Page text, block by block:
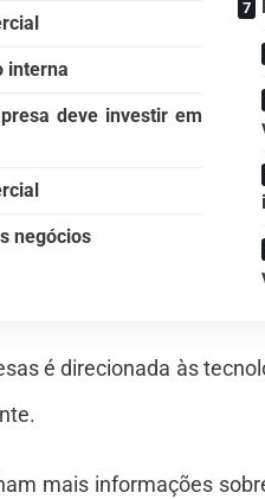
interna
deve investir em
negócios
é direcionada às
mais informações